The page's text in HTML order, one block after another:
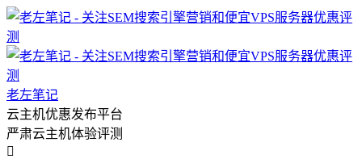
老左笔记
云主机优惠发布平台
严肃云主机体验评测
